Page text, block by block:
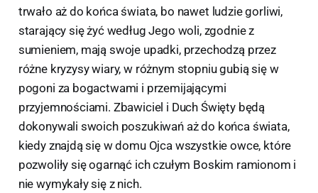
trwało aż do końca świata, bo nawet ludzie gorliwi,
starający się żyć według Jego woli, zgodnie z
sumieniem, mają swoje upadki, przechodzą przez
różne kryzysy wiary, w różnym stopniu gubią się w
pogoni za bogactwami i przemijającymi
przyjemnościami. Zbawiciel i Duch Święty będą
dokonywali swoich poszukiwań aż do końca świata,
kiedy znajdą się w domu Ojca wszystkie owce, które
pozwoliły się ogarnąć ich czułym Boskim ramionom i
nie wymykały się z nich.